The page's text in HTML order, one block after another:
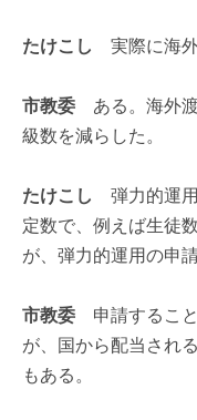
たけこし 実際に海外
市教委 ある。海外
級数を減らした。
たけこし 弾力的運
定数で、例えば生徒
が、弾力的運用の申
市教委 申請するこ
が、国から配当され
もある。